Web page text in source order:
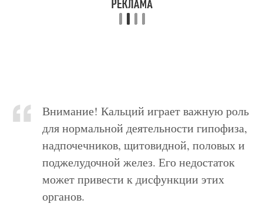
Внимание! Кальций играет важную роль
для нормальной деятельности гипофиза,
надпочечников, щитовидной, половых и
поджелудочной желез. Его недостаток
может привести к дисфункции этих
органов.